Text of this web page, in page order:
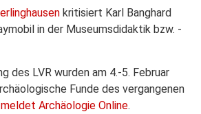
kritisiert Karl Banghard
in der Museumsdidaktik bzw. -
des LVR wurden am 4.-5. Februar
Funde des vergangenen
meldet Archäologie Online.